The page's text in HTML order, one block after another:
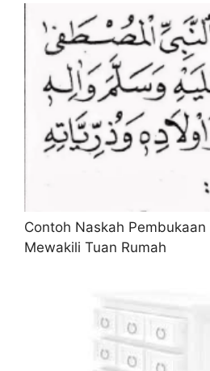
Contoh Naskah
Mewakili Tuan Rumah